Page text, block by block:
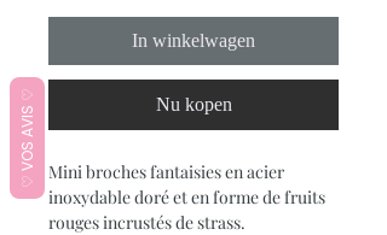
In winkelwagen
Nu kopen
Mini broches fantaisies en acier
inoxydable doré et en forme de fruits
rouges incrustés de strass.
♡ VOS AVIS ♡